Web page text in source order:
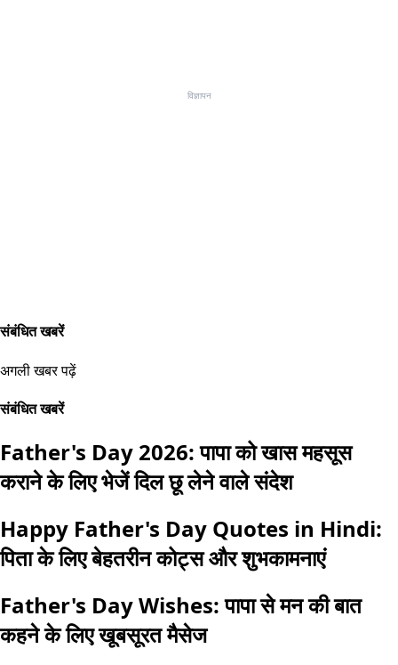
विज्ञापन
संबंधित खबरें
अगली खबर पढ़ें
संबंधित खबरें
Father's Day 2026: पापा को खास महसूस
कराने के लिए भेजें दिल छू लेने वाले संदेश
Happy Father's Day Quotes in Hindi:
पिता के लिए बेहतरीन कोट्स और शुभकामनाएं
Father's Day Wishes: पापा से मन की बात
कहने के लिए खूबसूरत मैसेज